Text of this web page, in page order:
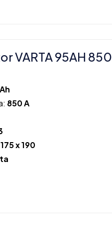
VARTA 95AH
850 A
x 190